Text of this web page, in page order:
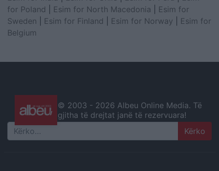
for Poland
Esim for North Macedonia
Esim for
Sweden
Esim for Finland Esim for Norway
Esim for
Belgium
© 2003 - 2026 Albeu Online Media. Të
gjitha të drejtat janë të rezervuara!
Search